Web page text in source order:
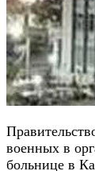
военных в
больнице в